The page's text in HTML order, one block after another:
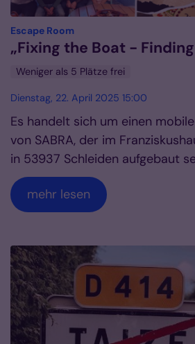
Escape Room:
„Fixing the Boat -
Weniger als 5 Plätze frei
Dienstag, 22. April 2025 15:00
Es handelt sich um einen
von SABRA, der im
in 53937 Schleiden aufgebaut
mehr lesen